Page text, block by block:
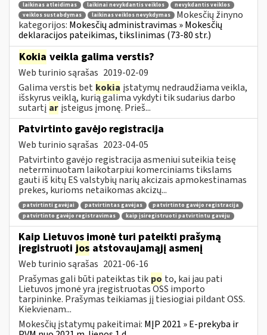
laikinas atleidimas
laikinai nevykdantis veiklos
nevykdantis veiklos
veiklos sustabdymas
laikinas veiklos nevykdymas
Mokesčių žinyno
kategorijos: Mokesčių administravimas » Mokesčių
deklaracijos pateikimas, tikslinimas (73-80 str.)
Kokia veikla galima verstis?
Web turinio sąrašas 2019-02-09
Galima verstis bet kokia įstatymų nedraudžiama veikla,
išskyrus veiklą, kurią galima vykdyti tik sudarius darbo
sutartį ar įsteigus įmonę. Prieš...
Patvirtinto gavėjo registracija
Web turinio sąrašas 2023-04-05
Patvirtinto gavėjo registracija asmeniui suteikia teisę
neterminuotam laikotarpiui komerciniams tikslams
gauti iš kitų ES valstybių narių akcizais apmokestinamas
prekes, kurioms netaikomas akcizų...
patvirtinti gavėjai patvirtintas gavėjas
patvirtinto gavėjo registracija
patvirtinto gavėjo registravimas
kaip įsiregistruoti patvirtintu gavėju
Kaip Lietuvos įmonė turi pateikti prašymą
įregistruoti jos atstovaujamąjį asmenį
Web turinio sąrašas 2021-06-16
Prašymas gali būti pateiktas tik po to, kai jau pati
Lietuvos įmonė yra įregistruotas OSS importo
tarpininke. Prašymas teikiamas jį tiesiogiai pildant OSS.
Kiekvienam...
Mokesčių įstatymų pakeitimai: MĮP 2021 » E-prekyba ir